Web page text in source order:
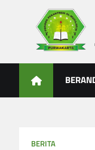
Al-
BERITA